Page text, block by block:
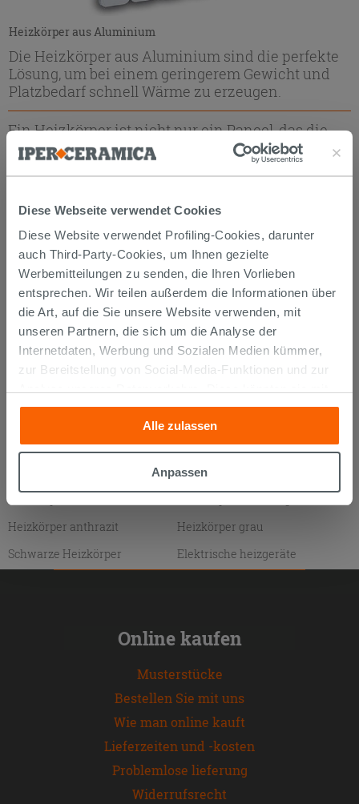
Diese Webseite verwendet Cookies
Diese Website verwendet Profiling-Cookies, darunter
auch Third-Party-Cookies, um Ihnen gezielte
Werbemitteilungen zu senden, die Ihren Vorlieben
entsprechen. Wir teilen außerdem die Informationen über
die Art, auf die Sie unsere Website verwenden, mit
unseren Partnern, die sich um die Analyse der
Internetdaten, Werbung und Sozialen Medien kümmer,
zur Bereitstellung von Social-Media-Funktionen und zur
anderen Informationen, die Sie ihnen geliefert haben oder
die sie aufgrund Ihrer Verwendung ihrer Dienste
gesammelt haben, kombinieren. Falls Sie mehr wissen
möchten oder Ihre Zustimmung zu allen oder einigen
Zustimmung kann durch Klicken auf die Schaltfläche
„Cookies akzeptieren“ gegeben werden. Wenn Sie auf
nach der Installation der technischen Cookies fortsetzen.
Alle zulassen
Anpassen
Heizkörper aus Aluminium
Die Heizkörper aus Aluminium sind die perfekte
Lösung, um bei einem geringerem Gewicht und
Platzbedarf schnell Wärme zu erzeugen.
Ein Heizkörper ist nicht nur ein Paneel, das die
Wärme in all Ihren Wohnräumen verbreiten soll,
sondern auch ein prächtiger
Einrichtungsgegenstand.
Deshalb hat IPERCERAMICA ein Sortiment an
Heizkörpern ausStahloderAluminium
ausgewählt, das ihre Räume nicht nur erwärmt,
sondern ihnen außerdem einen Hauch von Klasse
verleiht.
Das Ganze mit der typischen
Preisgünstigkeit
Marke IPERCERAMICA.
ENTDECKEN SIE UNSERE ANDEREN KATEGORIEN
Röhrenheizkörper
Moderne heizkörper
Heizkörper vertikal
Heizkörper anschluss
Heizkörper anthrazit
Heizkörper grau
Schwarze Heizkörper
Elektrische heizgeräte
Online kaufen
Musterstücke
Bestellen Sie mit uns
Wie man online kauft
Lieferzeiten und -kosten
Problemlose lieferung
Widerrufsrecht